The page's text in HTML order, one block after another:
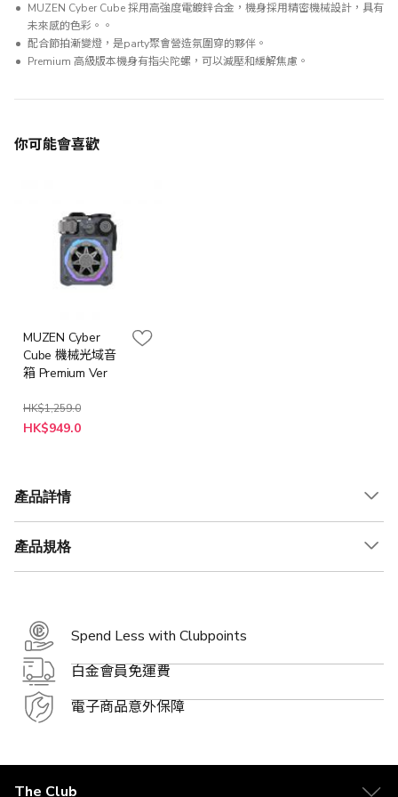
MUZEN Cyber Cube 採用高強度電鍍鋅合金，機身採用精密機械設計，具有
未來感的色彩。。
配合節拍漸變燈，是party聚會營造氛圍穿的夥伴。
Premium 高級版本機身有指尖陀螺，可以減壓和緩解焦慮。
你可能會喜歡
MUZEN Cyber
Cube 機械光域音
箱 Premium Ver
HK$1,259.0
HK$949.0
產品詳情
產品規格
Spend Less with Clubpoints
白金會員免運費
電子商品意外保障
The Club